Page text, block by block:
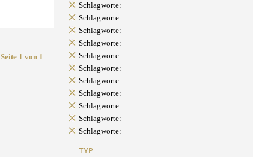
Seite 1 von 1
Schlagworte:
Schlagworte:
Schlagworte:
Schlagworte:
Schlagworte:
Schlagworte:
Schlagworte:
Schlagworte:
Schlagworte:
Schlagworte:
Schlagworte:
TYP